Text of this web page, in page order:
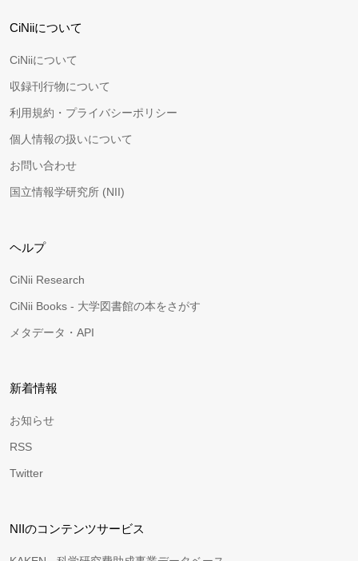
CiNiiについて
CiNiiについて
収録刊行物について
利用規約・プライバシーポリシー
個人情報の扱いについて
お問い合わせ
国立情報学研究所 (NII)
ヘルプ
CiNii Research
CiNii Books - 大学図書館の本をさがす
メタデータ・API
新着情報
お知らせ
RSS
Twitter
NIIのコンテンツサービス